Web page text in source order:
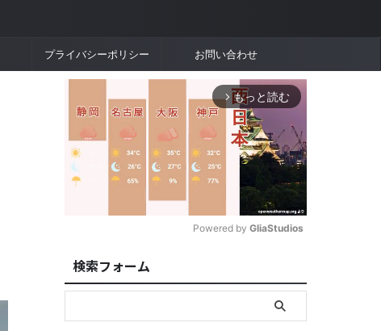
プライバシーポリシー お問い合わせ
arrow_forward_ios もっと読む
u
t
Powered by GliaStudios
検索フォーム